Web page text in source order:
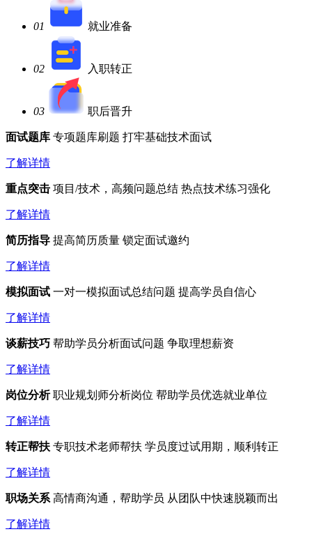
01 就业准备
02 入职转正
03 职后晋升
面试题库 专项题库刷题 打牢基础技术面试
了解详情
重点突击 项目/技术，高频问题总结 热点技术练习强化
了解详情
简历指导 提高简历质量 锁定面试邀约
了解详情
模拟面试 一对一模拟面试总结问题 提高学员自信心
了解详情
谈薪技巧 帮助学员分析面试问题 争取理想薪资
了解详情
岗位分析 职业规划师分析岗位 帮助学员优选就业单位
了解详情
转正帮扶 专职技术老师帮扶 学员度过试用期，顺利转正
了解详情
职场关系 高情商沟通，帮助学员 从团队中快速脱颖而出
了解详情